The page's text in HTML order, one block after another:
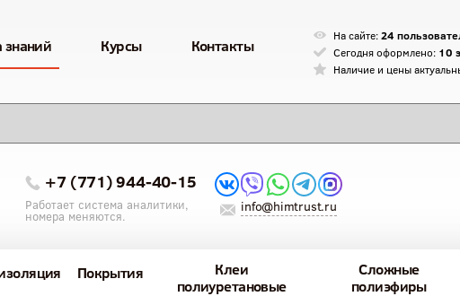
знаний Курсы Контакты
На сайте:24
Сегодня оформлено: 10
Наличие и цены
+7 (771) 944-40-15
Работает система аналитики,
номера меняются.
info@himtrust.ru
Покрытия
Клеи
полиуретановые
Сложные
полиэфиры